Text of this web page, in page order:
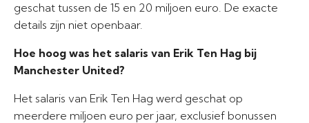
geschat tussen de 15 en 20 miljoen euro. De exacte
details zijn niet openbaar.
Hoe hoog was het salaris van Erik Ten Hag bij
Manchester United?
Het salaris van Erik Ten Hag werd geschat op
meerdere miljoen euro per jaar, exclusief bonussen